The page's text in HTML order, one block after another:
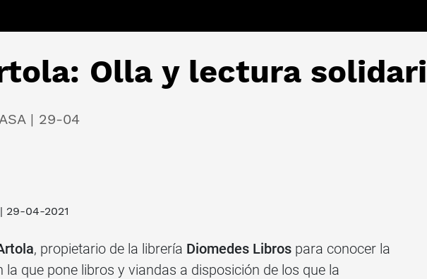
Olla y lectura
| 29-04
| 29-04-2021
, propietario de la librería Diomedes Libros para conocer la
la que pone libros y viandas a disposición de los que la